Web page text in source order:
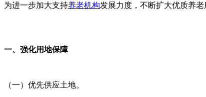
为进一步加大支持养老机构发展力度，不断扩大优质养
一、强化用地保障
（一）优先供应土地。